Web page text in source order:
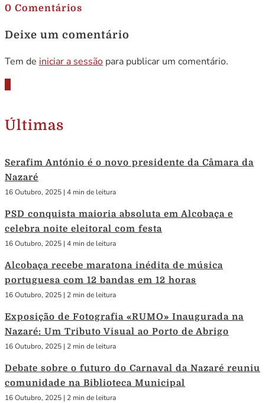
0 Comentários
Deixe um comentário
Tem de iniciar a sessão para publicar um comentário.
Últimas
Serafim António é o novo presidente da Câmara da
Nazaré
16 Outubro, 2025 | 4 min de leitura
PSD conquista maioria absoluta em Alcobaça e
celebra noite eleitoral com festa
16 Outubro, 2025 | 4 min de leitura
Alcobaça recebe maratona inédita de música
portuguesa com 12 bandas em 12 horas
16 Outubro, 2025 | 2 min de leitura
Exposição de Fotografia «RUMO» Inaugurada na
Nazaré: Um Tributo Visual ao Porto de Abrigo
16 Outubro, 2025 | 2 min de leitura
Debate sobre o futuro do Carnaval da Nazaré reuniu
comunidade na Biblioteca Municipal
16 Outubro, 2025 | 2 min de leitura